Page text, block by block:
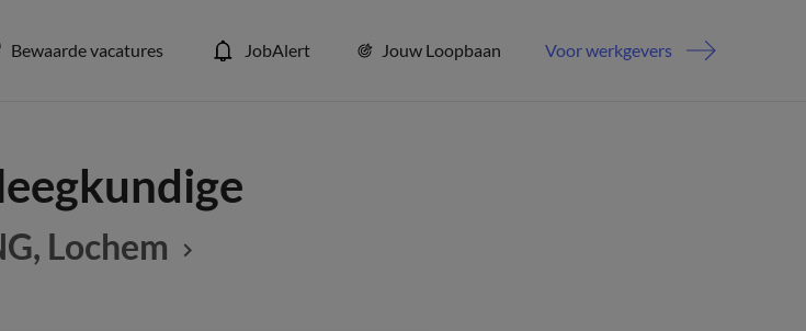
Bewaarde vacatures JobAlert Jouw Loopbaan Voor werkgevers
Lochem